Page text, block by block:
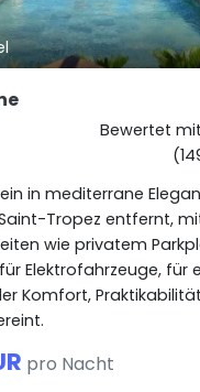
Bewertet
in mediterrane
Tropez entfernt,
wie privatem
Elektrofahrzeuge, für
Komfort,
pro Nacht